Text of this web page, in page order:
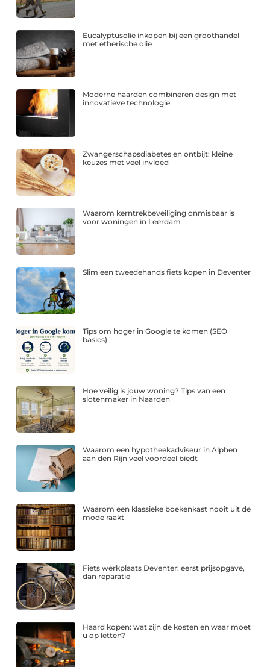
Eucalyptusolie inkopen bij een groothandel
met etherische olie
Moderne haarden combineren design met
innovatieve technologie
Zwangerschapsdiabetes en ontbijt: kleine
keuzes met veel invloed
Waarom kerntrekbeveiliging onmisbaar is
voor woningen in Leerdam
Slim een tweedehands fiets kopen in Deventer
Tips om hoger in Google te komen (SEO
basics)
Hoe veilig is jouw woning? Tips van een
slotenmaker in Naarden
Waarom een hypotheekadviseur in Alphen
aan den Rijn veel voordeel biedt
Waarom een klassieke boekenkast nooit uit de
mode raakt
Fiets werkplaats Deventer: eerst prijsopgave,
dan reparatie
Haard kopen: wat zijn de kosten en waar moet
u op letten?